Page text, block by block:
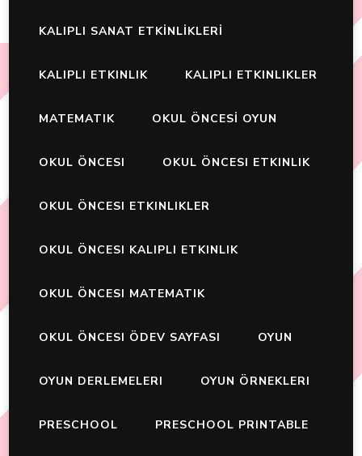
KALIPLI SANAT ETKİNLİKLERİ
KALIPLI ETKINLIK KALIPLI ETKINLIKLER
MATEMATIK OKUL ÖNCESİ OYUN
OKUL ÖNCESI OKUL ÖNCESI ETKINLIK
OKUL ÖNCESI ETKINLIKLER
OKUL ÖNCESI KALIPLI ETKINLIK
OKUL ÖNCESI MATEMATIK
OKUL ÖNCESI ÖDEV SAYFASI OYUN
OYUN DERLEMELERI OYUN ÖRNEKLERI
PRESCHOOL PRESCHOOL PRINTABLE